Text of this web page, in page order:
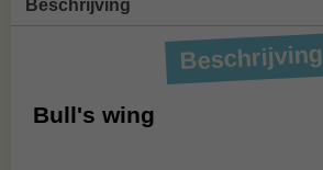
Beschrijving
Beschrijving
Bull's wing